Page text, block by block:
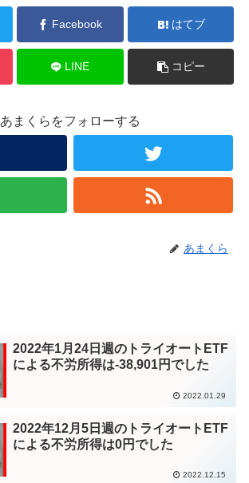
Facebook はてブ
LINE コピー
あまくらをフォローする
あまくら
2022年1月24日週のトライオートETF
による不労所得は-38,901円でした
2022.01.29
2022年12月5日週のトライオートETF
による不労所得は0円でした
2022.12.15